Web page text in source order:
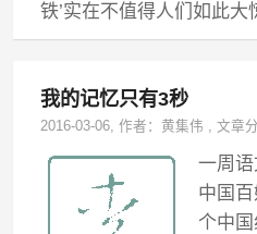
铁’实在不值得人们如此大
我的记忆只有3秒
2016-03-06, 作者：黄集伟 ,文章
一周
中国
个中